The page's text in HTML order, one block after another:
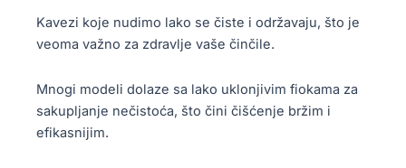
Kavezi koje nudimo lako se čiste i održavaju, što je
veoma važno za zdravlje vaše činčile.
Mnogi modeli dolaze sa lako uklonjivim fiokama za
sakupljanje nečistoća, što čini čišćenje bržim i
efikasnijim.